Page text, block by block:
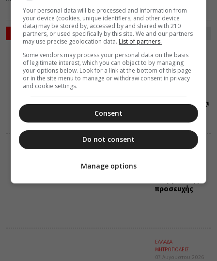
ΡΟΗ ΕΙΔΗΣΕΩΝ
ΔΙΑΛΟΓΟΣ
ΔΙΑΦΟΡΑ
07 Αυγούστου 2026
17:18
Να
το πνεύμα του
Ευαγγελίου, όχι
προσευχής
ΕΛΛΑΔΑ
ΜΗΤΡΟΠΟΛΕΙΣ
07 Αυγούστου 2026
Your personal data will be processed and information from
your device (cookies, unique identifiers, and other device
data) may be stored by, accessed by and shared with 210
partners, or used specifically by this site. We and our partners
may use precise geolocation data. List of partners.
Some vendors may process your personal data on the basis
of legitimate interest, which you can object to by managing
your options below. Look for a link at the bottom of this page
or in the site menu to manage or withdraw consent in privacy
and cookie settings.
Consent
Do not consent
Manage options